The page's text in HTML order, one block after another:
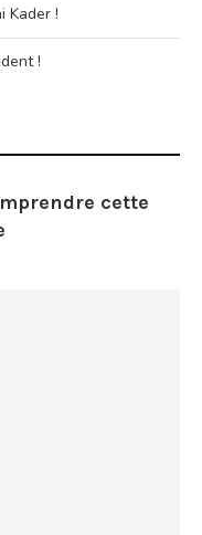
Kader !
!
cette